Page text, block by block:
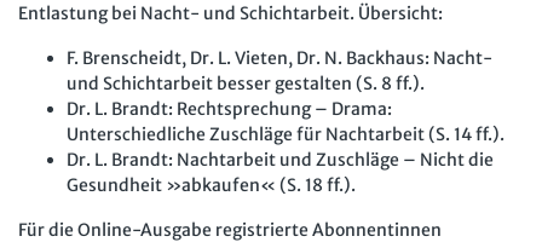
Entlastung bei Nacht- und Schichtarbeit. Übersicht:
F. Brenscheidt, Dr. L. Vieten, Dr. N. Backhaus: Nacht-
und Schichtarbeit besser gestalten (S. 8 ff.).
Dr. L. Brandt: Rechtsprechung – Drama:
Unterschiedliche Zuschläge für Nachtarbeit (S. 14 ff.).
Dr. L. Brandt: Nachtarbeit und Zuschläge – Nicht die
Gesundheit »abkaufen« (S. 18 ff.).
Für die Online-Ausgabe registrierte Abonnentinnen